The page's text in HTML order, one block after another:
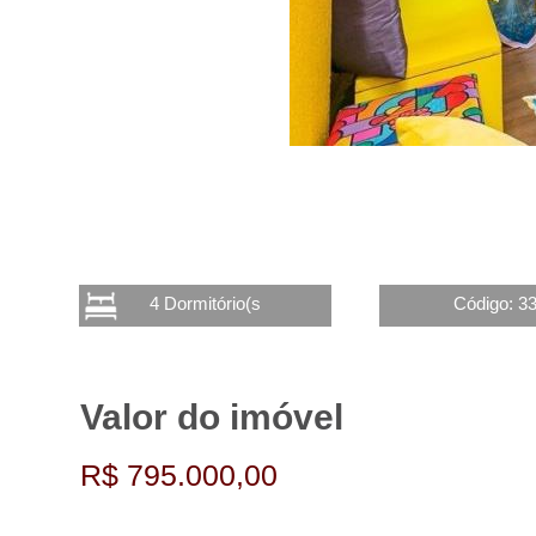
4 Dormitório(s Código:
Valor do imóvel
R$ 795.000,00